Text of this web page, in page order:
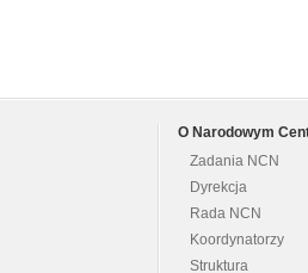
O Narodowym
Zadania NCN
Dyrekcja
Rada NCN
Koordynatorzy
Struktura